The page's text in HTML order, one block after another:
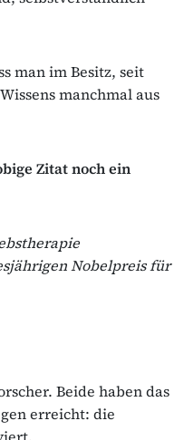
man im Besitz, seit
manchmal aus
Zitat noch ein
Nobelpreis für
Beide haben das
erreicht: die